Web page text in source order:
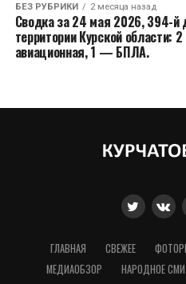
БЕЗ РУБРИКИ 2 месяца назад
Сводка за 24 мая 2026, 394-й
территории Курской области:
авиационная, 1 — БПЛА.
ГЛАВНАЯ СВЕЖЕЕ
МЕДИАОБЗОР
НАРОДНОЕ СМИ